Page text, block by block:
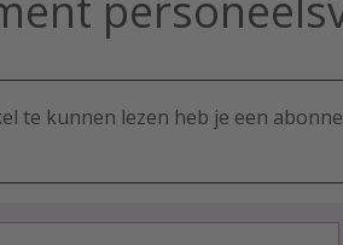
te kunnen lezen heb je een